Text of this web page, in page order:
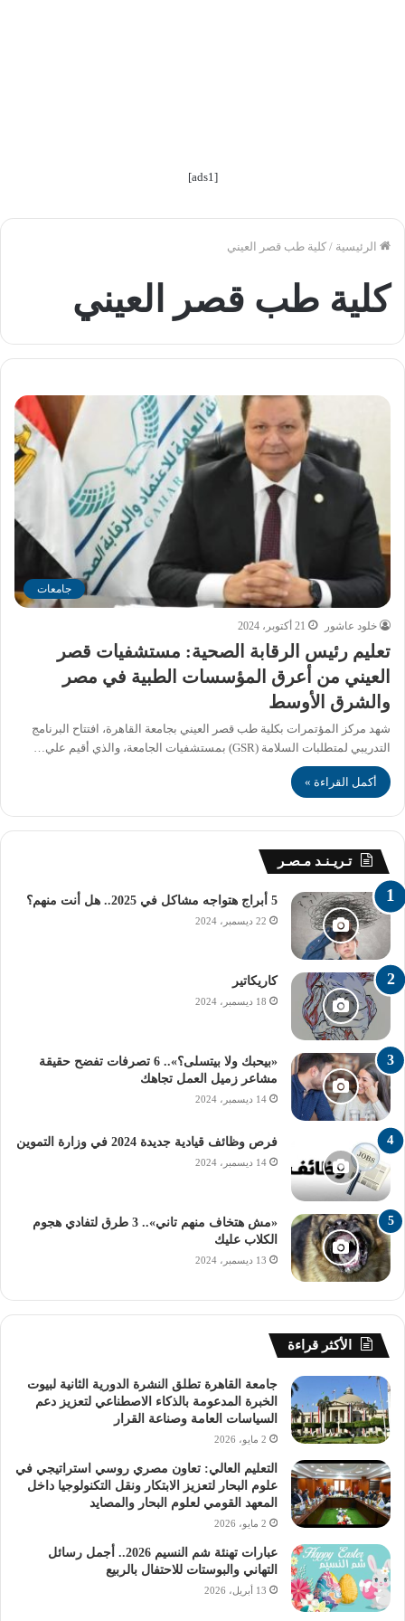
[ads1]
الرئيسية / كلية طب قصر العيني
كلية طب قصر العيني
جامعات
خلود عاشور 21 أكتوبر، 2024
تعليم رئيس الرقابة الصحية: مستشفيات قصر
العيني من أعرق المؤسسات الطبية في مصر
والشرق الأوسط
شهد مركز المؤتمرات بكلية طب قصر العيني بجامعة القاهرة، افتتاح البرنامج
التدريبي لمتطلبات السلامة (GSR) بمستشفيات الجامعة، والذي أقيم علي…
أكمل القراءة »
تـريـنـد مـصـر
5 أبراج هتواجه مشاكل في 2025.. هل أنت منهم؟
22 ديسمبر، 2024
كاريكاتير
18 ديسمبر، 2024
«بيحبك ولا بيتسلى؟».. 6 تصرفات تفضح حقيقة
مشاعر زميل العمل تجاهك
14 ديسمبر، 2024
فرص وظائف قيادية جديدة 2024 في وزارة التموين
14 ديسمبر، 2024
«مش هتخاف منهم تاني».. 3 طرق لتفادي هجوم
الكلاب عليك
13 ديسمبر، 2024
الأكثر قراءة
جامعة القاهرة تطلق النشرة الدورية الثانية لبيوت
الخبرة المدعومة بالذكاء الاصطناعي لتعزيز دعم
السياسات العامة وصناعة القرار
2 مايو، 2026
التعليم العالي: تعاون مصري روسي استراتيجي في
علوم البحار لتعزيز الابتكار ونقل التكنولوجيا داخل
المعهد القومي لعلوم البحار والمصايد
2 مايو، 2026
عبارات تهنئة شم النسيم 2026.. أجمل رسائل
التهاني والبوستات للاحتفال بالربيع
13 أبريل، 2026